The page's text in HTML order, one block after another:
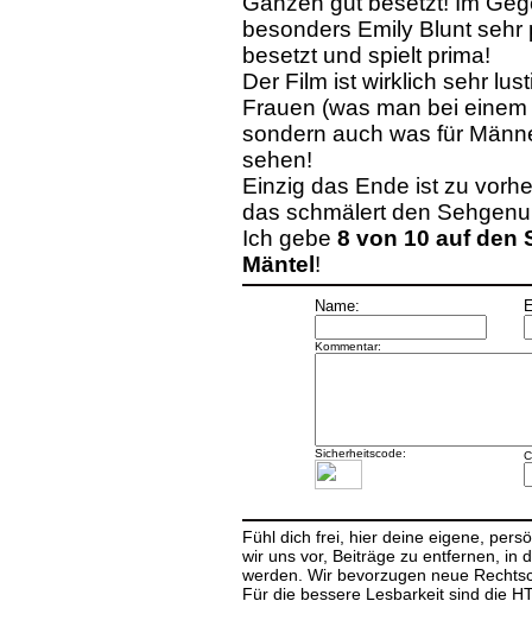
besonders Emily Blunt
besetzt und spielt prima!
Der Film ist wirklich sehr
Frauen (was man bei
sondern auch was für
sehen!
Einzig das Ende ist zu
das schmälert den
Ich gebe 8 von 10 auf den
Mäntel !
Name:
Kommentar:
Sicherheitscode:
Fühl dich frei, hier deine eigene,
wir uns vor, Beiträge zu entfernen, in
werden. Wir bevorzugen neue
Für die bessere Lesbarkeit sind die